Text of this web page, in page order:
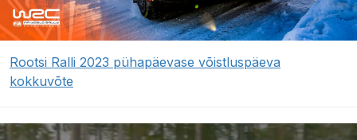
Rootsi Ralli 2023 pühapäevase võistluspäeva
kokkuvõte